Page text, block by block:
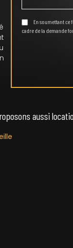
En soumettant ce
cadre de la demande
aussi